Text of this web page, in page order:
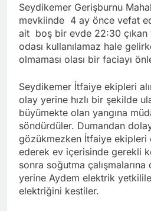
Seydikemer Gerişburnu
mevkiinde 4 ay önce vefat
ait boş bir evde 22:30 çıkan
odası kullanılamaz hale
olmaması olası bir faciayı
Seydikemer İtfaiye ekipleri
olay yerine hızlı bir şekilde
büyümekte olan yangına
söndürdüler. Dumandan
gözükmezken İtfaiye ekipleri
ederek ev içerisinde gerekli
sonra soğutma
yerine Aydem elektrik
elektriğini kestiler.